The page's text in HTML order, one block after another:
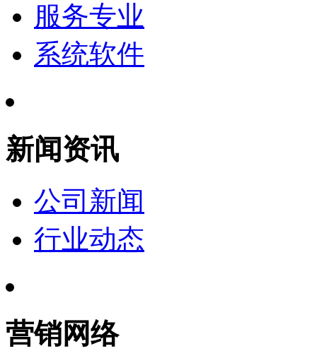
服务专业
系统软件
新闻资讯
公司新闻
行业动态
营销网络